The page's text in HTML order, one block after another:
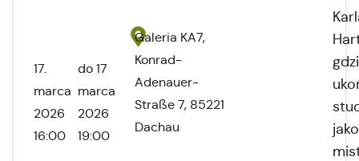
17.
marca
2026
16:00
do 17
marca
2026
19:00
Galeria KA7,
Konrad-
Adenauer-
Straße 7, 85221
Dachau
jako